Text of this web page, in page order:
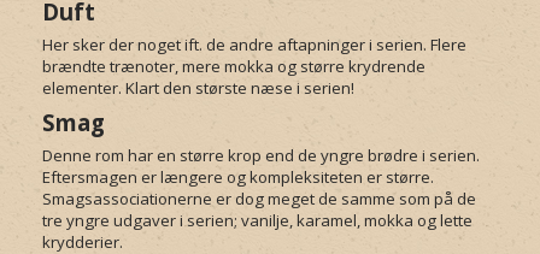
Duft
Her sker der noget ift. de andre aftapninger i serien. Flere
brændte trænoter, mere mokka og større krydrende
elementer. Klart den største næse i serien!
Smag
Denne rom har en større krop end de yngre brødre i serien.
Eftersmagen er længere og kompleksiteten er større.
Smagsassociationerne er dog meget de samme som på de
tre yngre udgaver i serien; vanilje, karamel, mokka og lette
krydderier.